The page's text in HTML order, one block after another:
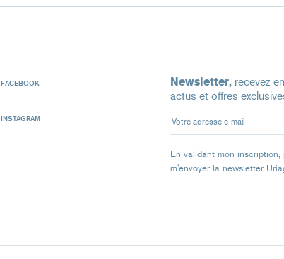
FACEBOOK
INSTAGRAM
Newsletter, recevez
actus et offres
Votre adresse e-mail
En validant mon
m'envoyer la newsletter